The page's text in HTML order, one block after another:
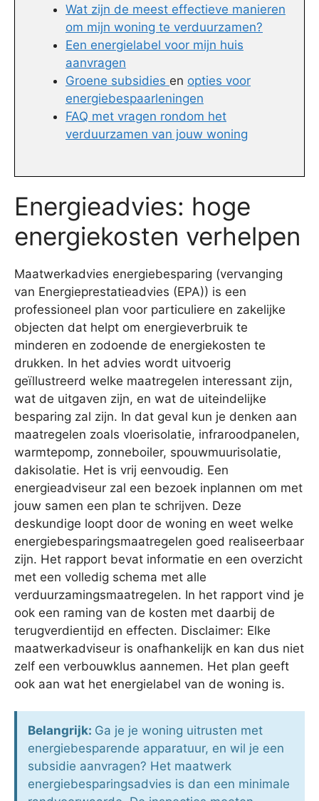
Wat zijn de meest effectieve manieren
om mijn woning te verduurzamen?
Een energielabel voor mijn huis
aanvragen
Groene subsidies en opties voor
energiebespaarleningen
FAQ met vragen rondom het
verduurzamen van jouw woning
Energieadvies: hoge
energiekosten verhelpen
Maatwerkadvies energiebesparing (vervanging
van Energieprestatieadvies (EPA)) is een
professioneel plan voor particuliere en zakelijke
objecten dat helpt om energieverbruik te
minderen en zodoende de energiekosten te
drukken. In het advies wordt uitvoerig
geïllustreerd welke maatregelen interessant zijn,
wat de uitgaven zijn, en wat de uiteindelijke
besparing zal zijn. In dat geval kun je denken aan
maatregelen zoals vloerisolatie, infraroodpanelen,
warmtepomp, zonneboiler, spouwmuurisolatie,
dakisolatie. Het is vrij eenvoudig. Een
energieadviseur zal een bezoek inplannen om met
jouw samen een plan te schrijven. Deze
deskundige loopt door de woning en weet welke
energiebesparingsmaatregelen goed realiseerbaar
zijn. Het rapport bevat informatie en een overzicht
met een volledig schema met alle
verduurzamingsmaatregelen. In het rapport vind je
ook een raming van de kosten met daarbij de
terugverdientijd en effecten. Disclaimer: Elke
maatwerkadviseur is onafhankelijk en kan dus niet
zelf een verbouwklus aannemen. Het plan geeft
ook aan wat het energielabel van de woning is.
Belangrijk: Ga je je woning uitrusten met
energiebesparende apparatuur, en wil je een
subsidie aanvragen? Het maatwerk
energiebesparingsadvies is dan een minimale